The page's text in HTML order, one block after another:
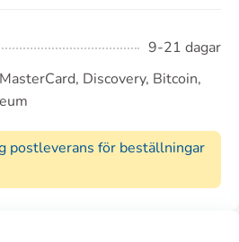
9-21 dagar
Discovery, Bitcoin,
postleverans för beställningar